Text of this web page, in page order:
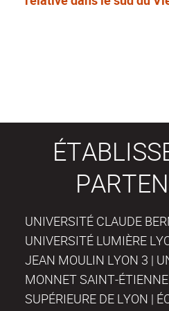
UNIVERSITÉ CLAUDE
UNIVERSITÉ LUMIÈRE
JEAN MOULIN LYON 3 |
MONNET SAINT-
SUPÉRIEURE DE LYON |